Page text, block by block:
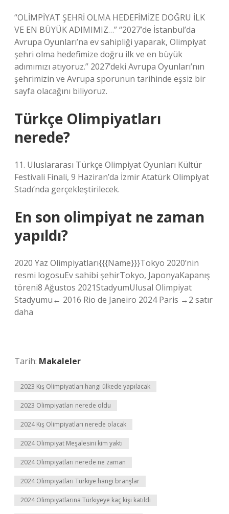
“OLİMPİYAT ŞEHRİ OLMA HEDEFİMİZE DOĞRU İLK
VE EN BÜYÜK ADIMIMIZ…” “2027’de İstanbul’da
Avrupa Oyunları’na ev sahipliği yaparak, Olimpiyat
şehri olma hedefimize doğru ilk ve en büyük
adımımızı atıyoruz.” 2027’deki Avrupa Oyunları’nın
şehrimizin ve Avrupa sporunun tarihinde eşsiz bir
sayfa olacağını biliyoruz.
Türkçe Olimpiyatları
nerede?
11. Uluslararası Türkçe Olimpiyat Oyunları Kültür
Festivali Finali, 9 Haziran’da İzmir Atatürk Olimpiyat
Stadı’nda gerçekleştirilecek.
En son olimpiyat ne zaman
yapıldı?
2020 Yaz Olimpiyatları{{{Name}}}Tokyo 2020’nin
resmi logosuEv sahibi şehirTokyo, JaponyaKapanış
töreni8 Ağustos 2021StadyumUlusal Olimpiyat
Stadyumu← 2016 Rio de Janeiro 2024 Paris →2 satır
daha
Tarih: Makaleler
2023 Kış Olimpiyatları hangi ülkede yapılacak
2023 Olimpiyatları nerede oldu
2024 Kış Olimpiyatları nerede olacak
2024 Olimpiyat Meşalesini kim yaktı
2024 Olimpiyatları nerede ne zaman
2024 Olimpiyatları Türkiye hangi branşlar
2024 Olimpiyatlarına Türkiyeye kaç kişi katıldı